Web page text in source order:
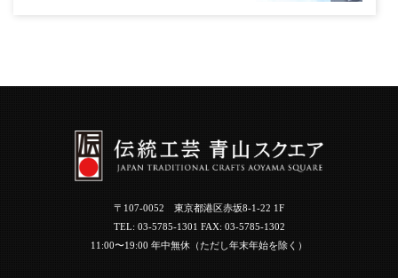
〒107-0052 東京都港区赤坂8-1-22 1F
TEL: 03-5785-1301 FAX: 03-5785-1302
11:00〜19:00 年中無休（ただし年末年始を除く）